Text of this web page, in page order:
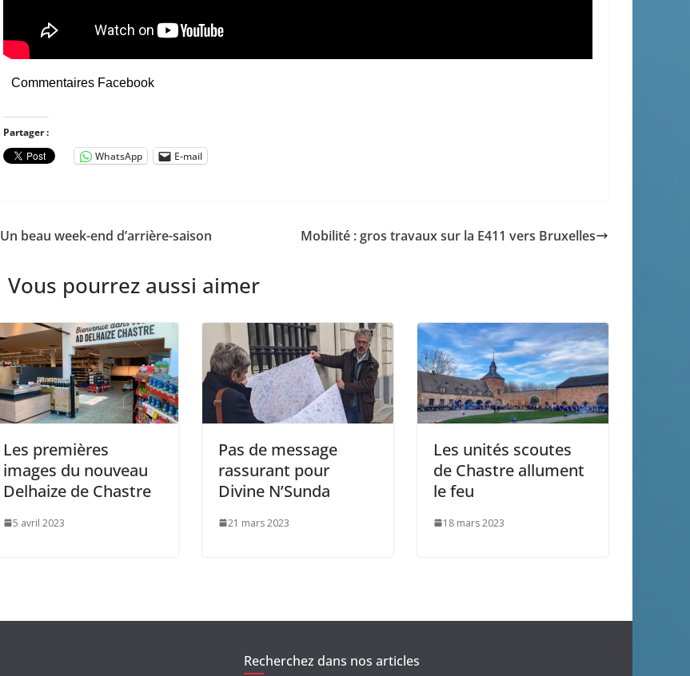
Commentaires Facebook
Partager :
WhatsApp
E-mail
Un beau week-end d’arrière-saison Mobilité : gros travaux sur la E411 vers Bruxelles
Vous pourrez aussi aimer
Les premières
images du nouveau
Delhaize de Chastre
5 avril 2023
Pas de message
rassurant pour
Divine N’Sunda
21 mars 2023
Les unités scoutes
de Chastre allument
le feu
18 mars 2023
Recherchez dans nos articles